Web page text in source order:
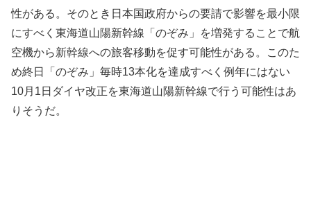
性がある。そのとき日本国政府からの要請で影響を最小限
にすべく東海道山陽新幹線「のぞみ」を増発することで航
空機から新幹線への旅客移動を促す可能性がある。このた
め終日「のぞみ」毎時13本化を達成すべく例年にはない
10月1日ダイヤ改正を東海道山陽新幹線で行う可能性はあ
りそうだ。